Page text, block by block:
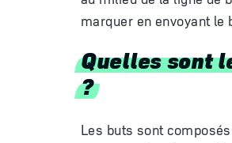
marquer en envoyant le
Quelles sont
?
Les buts sont